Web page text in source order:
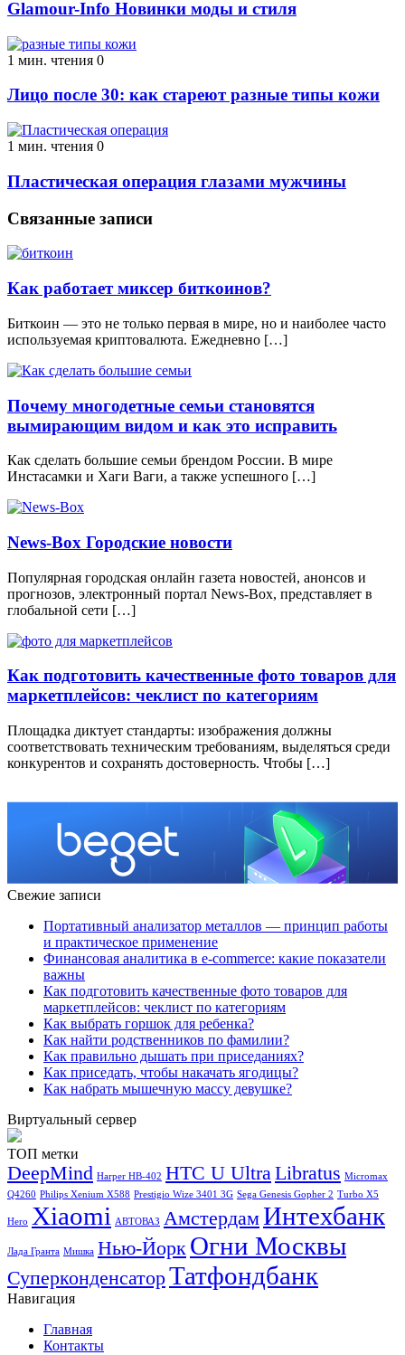
Glamour-Info Новинки моды и стиля
1 мин. чтения 0
Лицо после 30: как стареют разные типы кожи
1 мин. чтения 0
Пластическая операция глазами мужчины
Связанные записи
Как работает миксер биткоинов?
Биткоин — это не только первая в мире, но и наиболее часто
используемая криптовалюта. Ежедневно […]
Почему многодетные семьи становятся
вымирающим видом и как это исправить
Как сделать большие семьи брендом России. В мире
Инстасамки и Хаги Ваги, а также успешного […]
News-Box Городские новости
Популярная городская онлайн газета новостей, анонсов и
прогнозов, электронный портал News-Box, представляет в
глобальной сети […]
Как подготовить качественные фото товаров для
маркетплейсов: чеклист по категориям
Площадка диктует стандарты: изображения должны
соответствовать техническим требованиям, выделяться среди
конкурентов и сохранять достоверность. Чтобы […]
Свежие записи
Портативный анализатор металлов — принцип работы
и практическое применение
Финансовая аналитика в e-commerce: какие показатели
важны
Как подготовить качественные фото товаров для
маркетплейсов: чеклист по категориям
Как выбрать горшок для ребенка?
Как найти родственников по фамилии?
Как правильно дышать при приседаниях?
Как приседать, чтобы накачать ягодицы?
Как набрать мышечную массу девушке?
Виртуальный сервер
ТОП метки
DeepMind Harper HB-402 HTC U UltraLibratus Micromax
Q4260 Philips Xenium X588 Prestigio Wize 3401 3G Sega Genesis Gopher 2 Turbo X5
Hero Xiaomi АВТОВАЗ АмстердамИнтехбанк
Лада Гранта Мишка Нью-Йорк Огни Москвы
СуперконденсаторТатфондбанк
Навигация
Главная
Контакты